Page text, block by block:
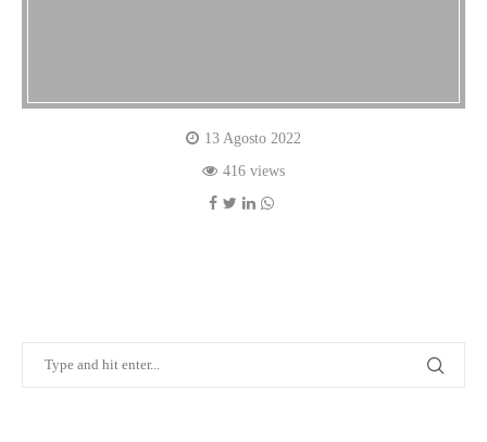
13 Agosto 2022
416 views